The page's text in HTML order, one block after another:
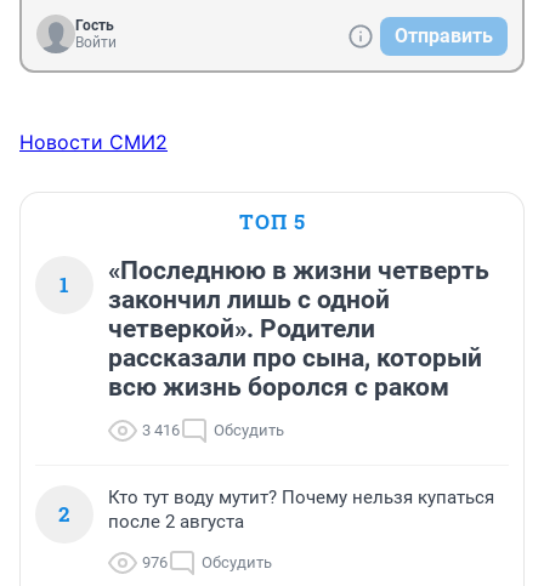
Гость
Войти
Отправить
Новости СМИ2
ТОП 5
1
«Последнюю в жизни четверть
закончил лишь с одной
четверкой». Родители
рассказали про сына, который
всю жизнь боролся с раком
3 416 Обсудить
2
Кто тут воду мутит? Почему нельзя купаться
после 2 августа
976 Обсудить